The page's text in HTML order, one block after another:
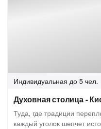
Индивидуальная до 5 чел.
Духовная столица -
Туда, где традиции
каждый уголок шепчет